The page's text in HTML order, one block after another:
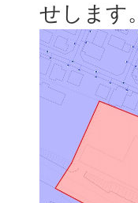
せします。